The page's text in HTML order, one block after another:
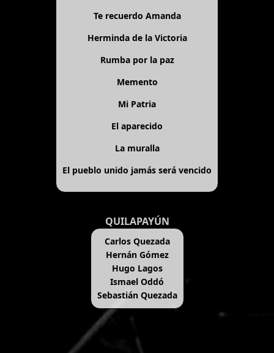
Te recuerdo Amanda
Herminda de la Victoria
Rumba por la paz
Memento
Mi Patria
El aparecido
La muralla
El pueblo unido jamás será vencido
QUILAPAYÚN
Carlos Quezada
Hernán Gómez
Hugo Lagos
Ismael Oddó
Sebastián Quezada